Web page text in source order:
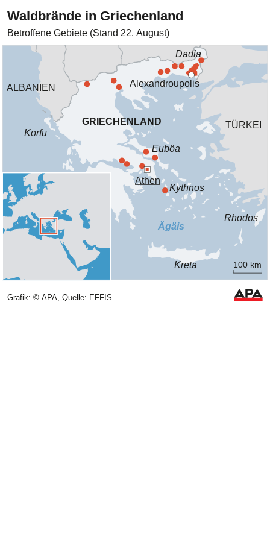
100 km
Betroffene Gebiete (Stand 22. August)
GRIECHENLAND
ALBANIEN
TÜRKEI
Kreta
Ägäis
Athen
Rhodos
Dadia
Euböa
Kythnos
Korfu
Grafik: © APA, Quelle: EFFIS
Waldbrände in Griechenland
Alexandroupolis